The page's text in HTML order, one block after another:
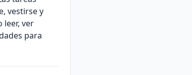
vestirse y
leer, ver
para